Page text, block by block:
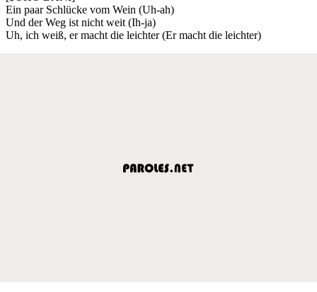
Ein paar Schlücke vom Wein (Uh-ah)
Und der Weg ist nicht weit (Ih-ja)
Uh, ich weiß, er macht die leichter (Er macht die leichter)